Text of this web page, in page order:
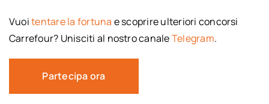
Vuoitentare la fortuna e scoprire ulteriori concorsi
Carrefour? Unisciti al nostro canaleTelegram.
Partecipa ora